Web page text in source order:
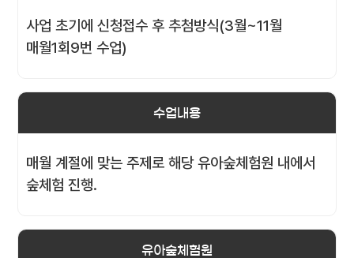
사업 초기에 신청접수 후 추첨방식(3월~11월
매월1회9번 수업)
수업내용
매월 계절에 맞는 주제로 해당 유아숲체험원 내에서
숲체험 진행.
유아숲체험원